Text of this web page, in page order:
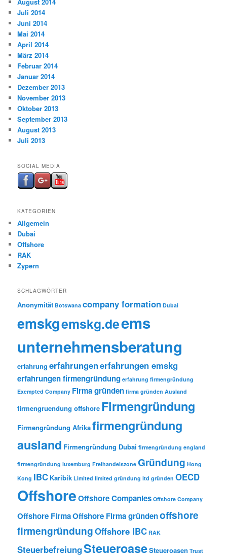
August 2014
Juli 2014
Juni 2014
Mai 2014
April 2014
März 2014
Februar 2014
Januar 2014
Dezember 2013
November 2013
Oktober 2013
September 2013
August 2013
Juli 2013
SOCIAL MEDIA
KATEGORIEN
Allgemein
Dubai
Offshore
RAK
Zypern
SCHLAGWÖRTER
Anonymität Botswana company formation Dubai
emskgemskg.deems
unternehmensberatung
erfahrung erfahrungenerfahrungen emskg
erfahrungen firmengründung erfahrung firmengründung
Exempted Company Firma gründen firma gründen Ausland
firmengruendung offshore Firmengründung
Firmengründung Afrikafirmengründung
ausland Firmengründung Dubai firmengründung england
firmengründung luxemburg Freihandelszone Gründung Hong
Kong IBC Karibik Limited limited gründung ltd gründen OECD
OffshoreOffshore Companies Offshore Company
Offshore FirmaOffshore Firma gründenoffshore
firmengründungOffshore IBC RAK
SteuerbefreiungSteueroaseSteueroasen Trust